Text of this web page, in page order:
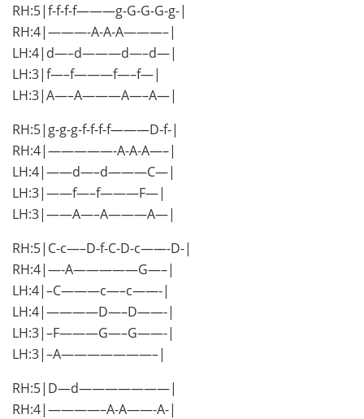
RH:5|f-f-f-f———g-G-G-G-g-|
RH:4|———-A-A-A———–|
LH:4|d—–d———d—–d—|
LH:3|f—–f———f—–f—|
LH:3|A—–A———A—–A—|
RH:5|g-g-g-f-f-f-f———D-f-|
RH:4|—————-A-A-A—–|
LH:4|——d—–d———C—|
LH:3|——f—–f———F—|
LH:3|——A—–A———A—|
RH:5|C-c—–D-f-C-D-c——-D-|
RH:4|—-A—————G—–|
LH:4|–C———c—–c——-|
LH:4|————D—–D——-|
LH:3|–F———G—–G——-|
LH:3|–A———————–|
RH:5|D—d———————|
RH:4|————–A-A——-A-|